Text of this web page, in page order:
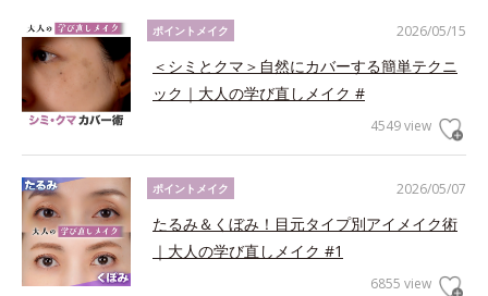
2026/05/15
ポイントメイク
＜シミとクマ＞自然にカバーする簡単テクニ
ック｜大人の学び直しメイク #
4549 view
2026/05/07
ポイントメイク
たるみ＆くぼみ！目元タイプ別アイメイク術
｜大人の学び直しメイク #1
6855 view